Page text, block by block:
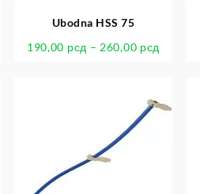
Ubodna HSS 75
190,00 рсд – 260,00 рсд